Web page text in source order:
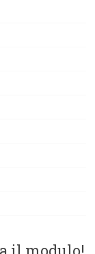
il modulo!